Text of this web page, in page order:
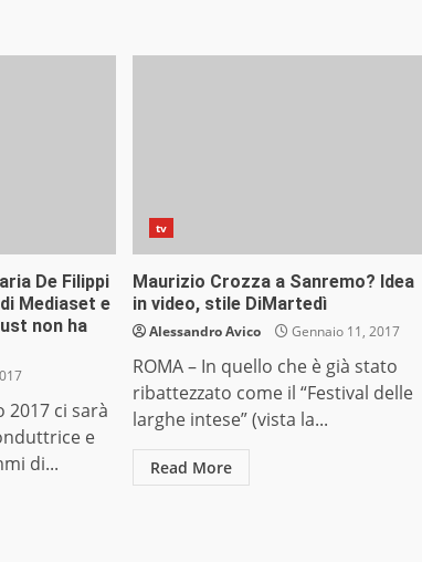
De Filippi
Mediaset e
non ha
2017 ci sarà
e
di...
tv
Maurizio Crozza a Sanremo? Idea
in video, stile DiMartedì
Alessandro Avico Gennaio 11, 2017
ROMA – In quello che è già stato
ribattezzato come il “Festival delle
larghe intese” (vista la...
Read More